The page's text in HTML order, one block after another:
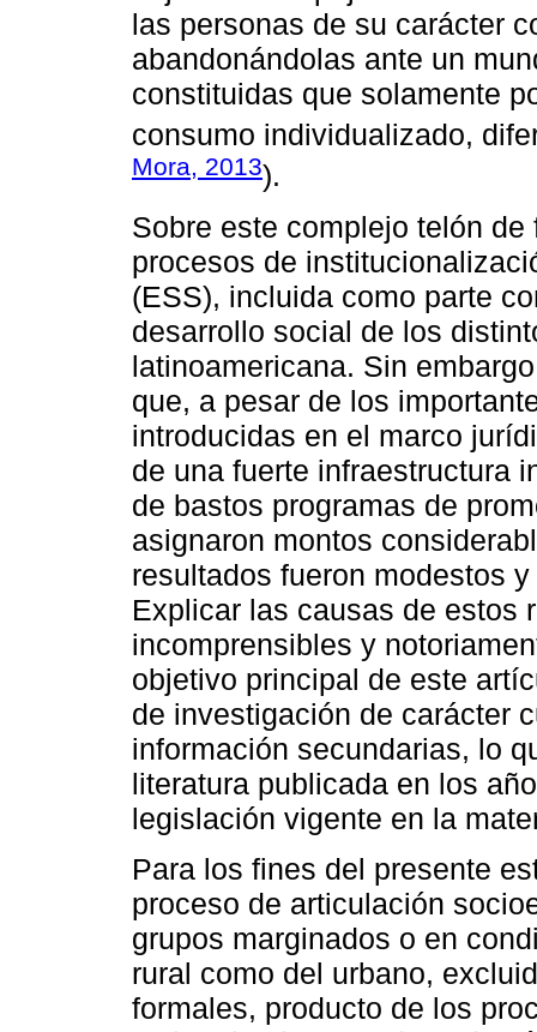
las personas de su carácter
abandonándolas ante un
constituidas que solamente
consumo individualizado,
Mora, 2013).
Sobre este complejo telón
procesos de
(ESS), incluida como parte
desarrollo social de los
latinoamericana. Sin
que, a pesar de los
introducidas en el marco
de una fuerte infraestructura
de bastos programas de
asignaron montos
resultados fueron modestos
Explicar las causas de estos
incomprensibles y
objetivo principal de este
de investigación de carácter
información secundarias, lo
literatura publicada en los
legislación vigente en la
Para los fines del presente
proceso de articulación
grupos marginados o en
rural como del urbano,
formales, producto de los